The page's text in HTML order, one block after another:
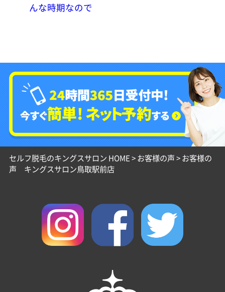
んな時期なので
セルフ脱毛のキングスサロン HOME>お客様の声>お客様の
声 キングスサロン鳥取駅前店